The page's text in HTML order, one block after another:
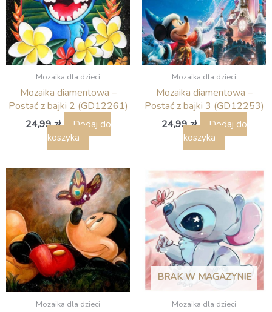
Mozaika dla dzieci
Mozaika diamentowa –
Postać z bajki 2 (GD12261)
24,99zł
Dodaj do
koszyka
Mozaika dla dzieci
Mozaika diamentowa –
Postać z bajki 3 (GD12253)
24,99zł
Dodaj do
koszyka
Mozaika dla dzieci
BRAK W MAGAZYNIE
Mozaika dla dzieci